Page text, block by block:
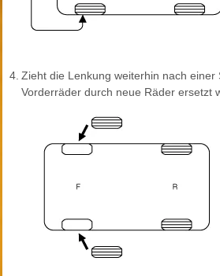
4. Zieht die Lenkung weiterhin nach einer
Vorderräder durch neue Räder ersetzt